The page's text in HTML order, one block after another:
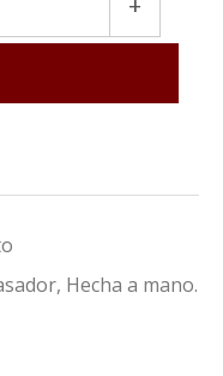
Hecha a mano.